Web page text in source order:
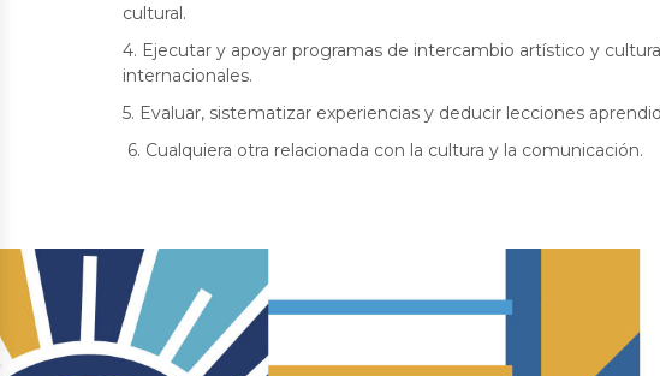
cultural.
4. Ejecutar y apoyar programas de intercambio artístico y
internacionales.
5. Evaluar, sistematizar experiencias y deducir lecciones
6. Cualquiera otra relacionada con la cultura y la comunicación.